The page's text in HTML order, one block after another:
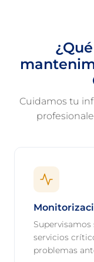
Cuidamos tu
Supervisamos
servicios
problemas